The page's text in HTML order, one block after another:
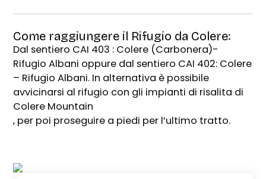
Come raggiungere il Rifugio da Colere:
Dal sentiero CAI 403 : Colere (Carbonera)-
Rifugio Albani oppure dal sentiero CAI 402: Colere
– Rifugio Albani. In alternativa è possibile
avvicinarsi al rifugio con gli impianti di risalita di
Colere Mountain
, per poi proseguire a piedi per l’ultimo tratto.